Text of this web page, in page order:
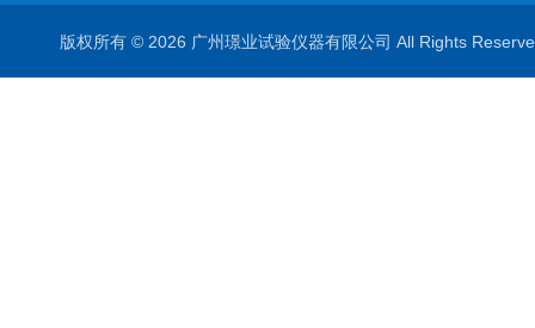
版权所有 © 2026 广州璟业试验仪器有限公司 All Rights